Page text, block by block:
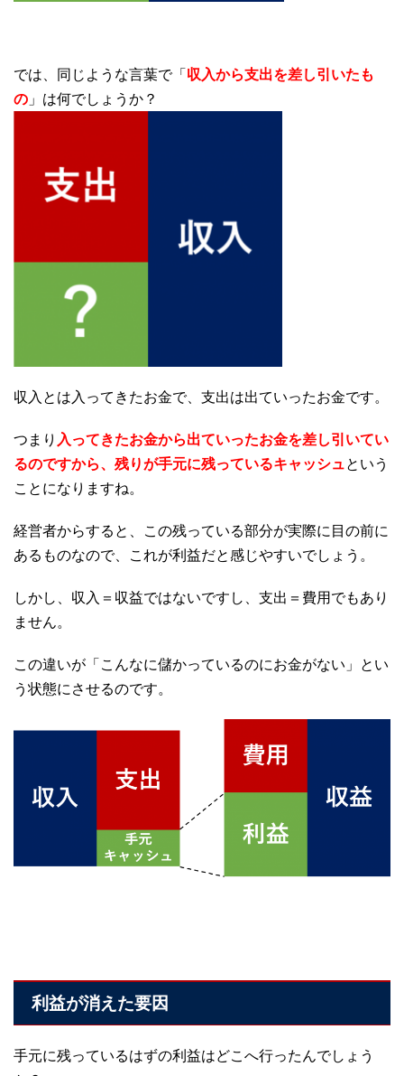
では、同じような言葉で「 収入から支出を差し引いたも
の 」は何でしょうか？
収入とは入ってきたお金で、支出は出ていったお金です。
つまり 入ってきたお金から出ていったお金を差し引いてい
るのですから、残りが手元に残っているキャッシュという
ことになりますね。
経営者からすると、この残っている部分が実際に目の前に
あるものなので、これが利益だと感じやすいでしょう。
しかし、収入＝収益ではないですし、支出＝費用でもあり
ません。
この違いが「こんなに儲かっているのにお金がない」とい
う状態にさせるのです。
利益が消えた要因
手元に残っているはずの利益はどこへ行ったんでしょう